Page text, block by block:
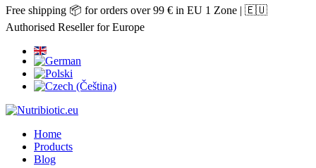
Free shipping 📦 for orders over 99 € in EU 1 Zone | 🇪🇺
Authorised Reseller for Europe
Home
Products
Blog